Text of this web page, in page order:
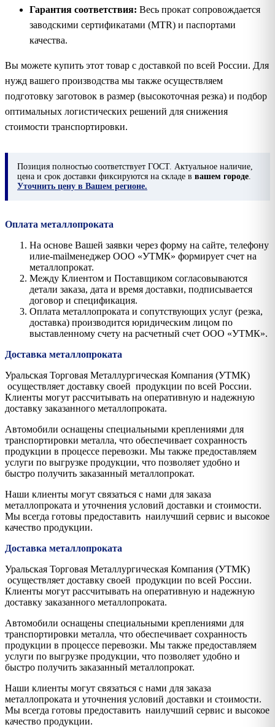
Гарантия соответствия: Весь прокат сопровождается
заводскими сертификатами (MTR) и паспортами
качества.
Вы можете купить этот товар с доставкой по всей России. Для
нужд вашего производства мы также осуществляем
подготовку заготовок в размер (высокоточная резка) и подбор
оптимальных логистических решений для снижения
стоимости транспортировки.
Позиция полностью соответствует ГОСТ. Актуальное наличие,
цена и срок доставки фиксируются на складе в вашем городе
Уточнить цену в Вашем регионе.
Оплата металлопроката
На основе Вашей заявки через форму на сайте, телефону
илиe-mailменеджер ООО «УТМК» формирует счет на
металлопрокат.
Между Клиентом и Поставщиком согласовываются
детали заказа, дата и время доставки, подписывается
договор и спецификация.
Оплата металлопроката и сопутствующих услуг (резка,
доставка) производится юридическим лицом по
выставленному счету на расчетный счет ООО «УТМК».
Доставка металлопроката
Уральская Торговая Металлургическая Компания (УТМК)
осуществляет доставку своей продукции по всей России.
Клиенты могут рассчитывать на оперативную и надежную
доставку заказанного металлопроката.
Автомобили оснащены специальными креплениями для
транспортировки металла, что обеспечивает сохранность
продукции в процессе перевозки. Мы также предоставляем
услуги по выгрузке продукции, что позволяет удобно и
быстро получить заказанный металлопрокат.
Наши клиенты могут связаться с нами для заказа
металлопроката и уточнения условий доставки и стоимости.
Мы всегда готовы предоставить наилучший сервис и высокое
качество продукции.
Доставка металлопроката
Уральская Торговая Металлургическая Компания (УТМК)
осуществляет доставку своей продукции по всей России.
Клиенты могут рассчитывать на оперативную и надежную
доставку заказанного металлопроката.
Автомобили оснащены специальными креплениями для
транспортировки металла, что обеспечивает сохранность
продукции в процессе перевозки. Мы также предоставляем
услуги по выгрузке продукции, что позволяет удобно и
быстро получить заказанный металлопрокат.
Наши клиенты могут связаться с нами для заказа
металлопроката и уточнения условий доставки и стоимости.
Мы всегда готовы предоставить наилучший сервис и высокое
качество продукции.